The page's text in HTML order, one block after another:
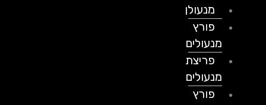
מנעולן
פורץ
מנעולים
פריצת
מנעולים
פורץ